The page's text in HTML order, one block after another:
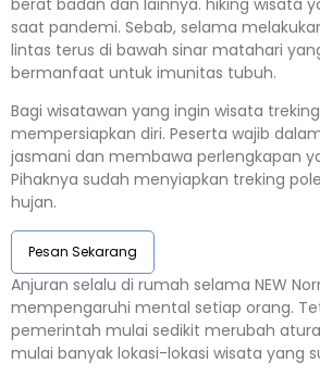
saat pandemi. Sebab, selama
lintas terus di bawah sinar matahari
bermanfaat untuk imunitas tubuh.
Bagi wisatawan yang ingin wisata
mempersiapkan diri. Peserta wajib
jasmani dan membawa perlengkapan
Pihaknya sudah menyiapkan treking
hujan.
Pesan Sekarang
Anjuran selalu di rumah selama NEW
mempengaruhi mental setiap orang.
pemerintah mulai sedikit merubah
mulai banyak lokasi-lokasi wisata yang